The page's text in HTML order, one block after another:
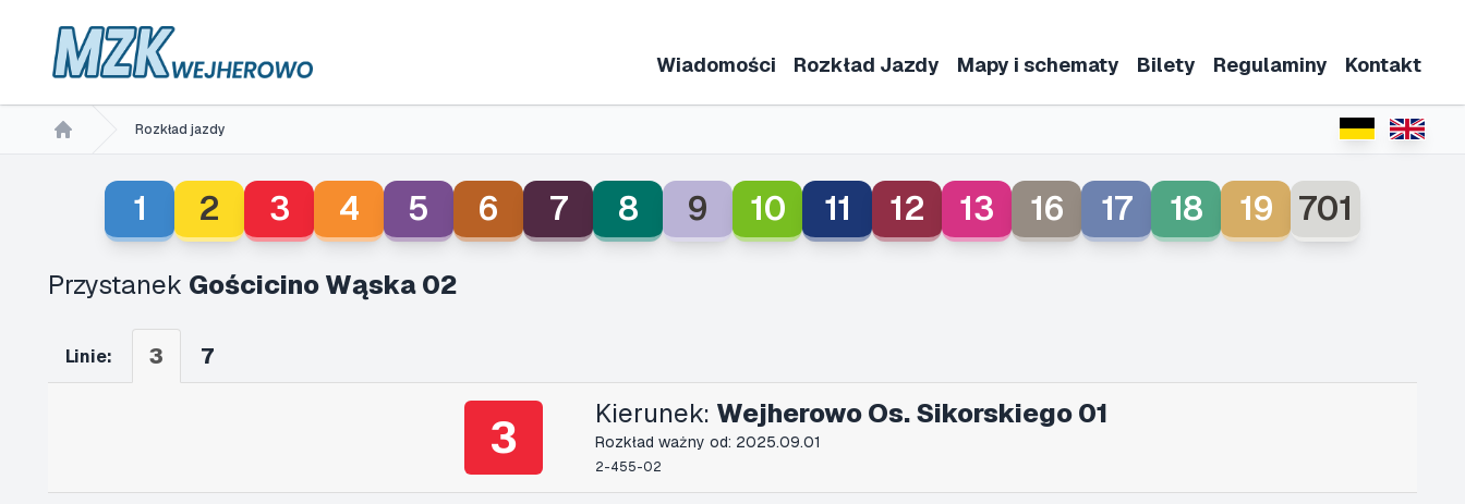
Wiadomości Rozkład Jazdy Mapy i schematy Bilety Regulaminy Kontakt
Rozkład jazdy
1 2 3 4 5 6 7 8 9 10 11 12 13 16 17 18 19 701
Przystanek Gościcino Wąska 02
Linie: 3 7
3 Kierunek: Wejherowo Os. Sikorskiego 01
Rozkład ważny od: 2025.09.01
2-455-02